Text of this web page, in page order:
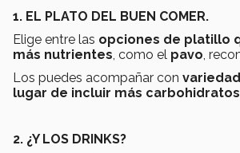
1. EL PLATO DEL BUEN COMER.
Elige entre las opciones de platillo
más nutrientes, como el pavo,
Los puedes acompañar con
lugar de incluir más carbohidratos
2. ¿Y LOS DRINKS?